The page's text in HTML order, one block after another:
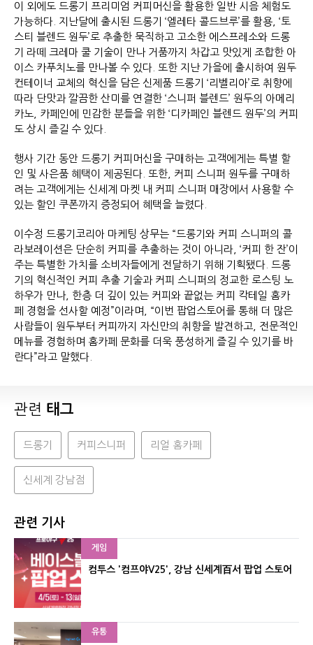
이 외에도 드롱기 프리미엄 커피머신을 활용한 일반 시음 체험도
가능하다. 지난달에 출시된 드롱기 ‘엘레타 콜드브루’를 활용, ‘토
스티 블렌드 원두’로 추출한 묵직하고 고소한 에스프레소와 드롱
기 라떼 크레마 쿨 기술이 만나 거품까지 차갑고 맛있게 조합한 아
이스 카푸치노를 만나볼 수 있다. 또한 지난 가을에 출시하여 원두
컨테이너 교체의 혁신을 담은 신제품 드롱기 ‘리벨리아’로 취향에
따라 단맛과 깔끔한 산미를 연결한 ‘스니퍼 블렌드’ 원두의 아메리
카노, 카페인에 민감한 분들을 위한 ‘디카페인 블렌드 원두’의 커피
도 상시 즐길 수 있다.
행사 기간 동안 드롱기 커피머신을 구매하는 고객에게는 특별 할
인 및 사은품 혜택이 제공된다. 또한, 커피 스니퍼 원두를 구매하
려는 고객에게는 신세계 마켓 내 커피 스니퍼 매장에서 사용할 수
있는 할인 쿠폰까지 증정되어 혜택을 늘렸다.
이수정 드롱기코리아 마케팅 상무는 “드롱기와 커피 스니퍼의 콜
라보레이션은 단순히 커피를 추출하는 것이 아니라, ‘커피 한 잔’이
주는 특별한 가치를 소비자들에게 전달하기 위해 기획됐다. 드롱
기의 혁신적인 커피 추출 기술과 커피 스니퍼의 정교한 로스팅 노
하우가 만나, 한층 더 깊이 있는 커피와 끝없는 커피 칵테일 홈카
페 경험을 선사할 예정”이라며, “이번 팝업스토어를 통해 더 많은
사람들이 원두부터 커피까지 자신만의 취향을 발견하고, 전문적인
메뉴를 경험하며 홈카페 문화를 더욱 풍성하게 즐길 수 있기를 바
란다”라고 말했다.
관련 태그
드롱기 커피스니퍼 리얼 홈카페
신세계 강남점
관련 기사
게임
컴투스 '컴프야V25', 강남 신세계百서 팝업 스토어
유통